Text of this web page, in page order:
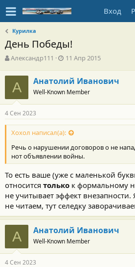
Вход
Курилка
День Победы!
А
т
р
т
е
м
ы
Александр111
Д
а
н
а
л
а
11 Апр 2015
А Анатолий Иванович
Well-Known Member
4 Сен 2023
Хохол написал(а):
Речь о нарушении договоров о не
нот объявлении войны.
То есть ваше (уже с маленькой
относится только к формальному
не учитывает эффект внезапности.
не читаем, тут селедку
А Анатолий Иванович
Well-Known Member
4 Сен 2023